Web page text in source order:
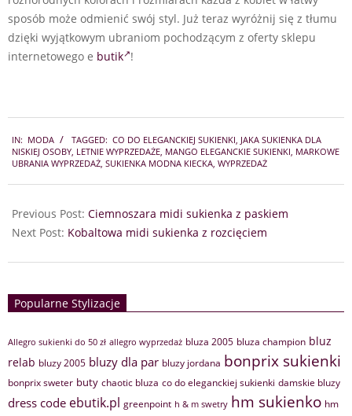
sposób może odmienić swój styl. Już teraz wyróżnij się z tłumu
dzięki wyjątkowym ubraniom pochodzącym z oferty sklepu
internetowego e butik !
07-
14
IN: MODA TAGGED: CO DO ELEGANCKIEJ SUKIENKI JAKA SUKIENKA DLA
NISKIEJ OSOBY LETNIE WYPRZEDAŻE MANGO ELEGANCKIE SUKIENKI MARKOWE
UBRANIA WYPRZEDAŻ SUKIENKA MODNA KIECKA WYPRZEDAŻ
Previous Post: Ciemnoszara midi sukienka z paskiem
Next Post: Kobaltowa midi sukienka z rozcięciem
Popularne Stylizacje
Allegro sukienki do 50 zł allegro wyprzedaż bluza 2005 bluza champion bluz
relab bluzy 2005 bluzy dla par bluzy jordana bonprix sukienki
bonprix sweter buty chaotic bluza co do eleganckiej sukienki damskie bluzy
dress code ebutik.pl greenpoint h & m swetry hm sukienko hm